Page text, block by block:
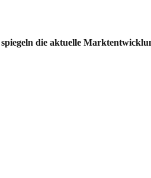
die aktuelle